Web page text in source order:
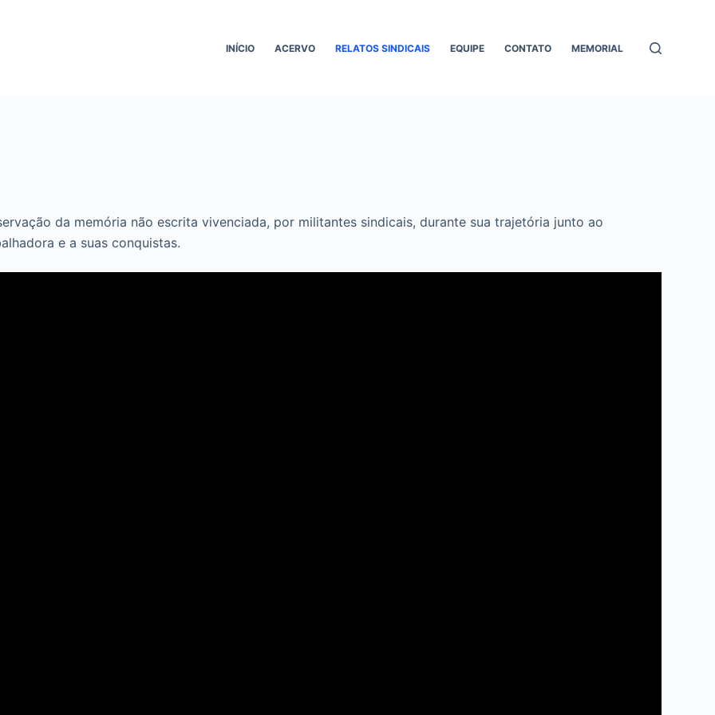
INÍCIO ACERVO RELATOS SINDICAIS EQUIPE CONTATO MEMORIAL
da memória não escrita vivenciada, por militantes sindicais, durante sua trajetória junto ao
e a suas conquistas.